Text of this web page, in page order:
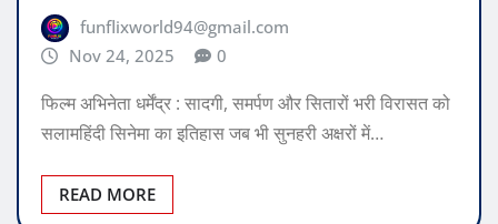
DHARMINDRA HE MAN OF
BOLLYWOOD
funflixworld94@gmail.com
Nov 24, 2025
0
फिल्म अभिनेता धर्मेंद्र : सादगी, समर्पण और सितारों भरी विरासत को
सलामहिंदी सिनेमा का इतिहास जब भी सुनहरी अक्षरों में…